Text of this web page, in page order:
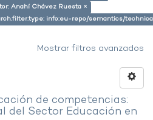
Anahí Chávez Ruesta ×
info:eu-repo/semantics/
Mostrar filtros avanzados
de competencias:
del Sector Educación en